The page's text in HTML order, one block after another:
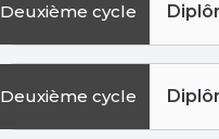
Deuxième cycle
Deuxième cycle